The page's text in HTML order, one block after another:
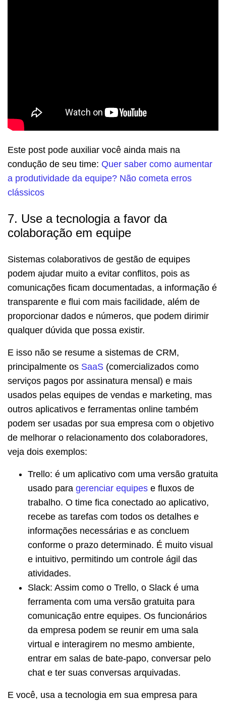
Este post pode auxiliar você ainda mais na
condução de seu time: Quer saber como aumentar
a produtividade da equipe? Não cometa erros
clássicos
7. Use a tecnologia a favor da
colaboração em equipe
Sistemas colaborativos de gestão de equipes
podem ajudar muito a evitar conflitos, pois as
comunicações ficam documentadas, a informação é
transparente e flui com mais facilidade, além de
proporcionar dados e números, que podem dirimir
qualquer dúvida que possa existir.
E isso não se resume a sistemas de CRM,
principalmente os SaaS (comercializados como
serviços pagos por assinatura mensal) e mais
usados pelas equipes de vendas e marketing, mas
outros aplicativos e ferramentas online também
podem ser usadas por sua empresa com o objetivo
de melhorar o relacionamento dos colaboradores,
veja dois exemplos:
Trello: é um aplicativo com uma versão gratuita
usado para gerenciar equipes e fluxos de
trabalho. O time fica conectado ao aplicativo,
recebe as tarefas com todos os detalhes e
informações necessárias e as concluem
conforme o prazo determinado. É muito visual
e intuitivo, permitindo um controle ágil das
atividades.
Slack: Assim como o Trello, o Slack é uma
ferramenta com uma versão gratuita para
comunicação entre equipes. Os funcionários
da empresa podem se reunir em uma sala
virtual e interagirem no mesmo ambiente,
entrar em salas de bate-papo, conversar pelo
chat e ter suas conversas arquivadas.
E você, usa a tecnologia em sua empresa para